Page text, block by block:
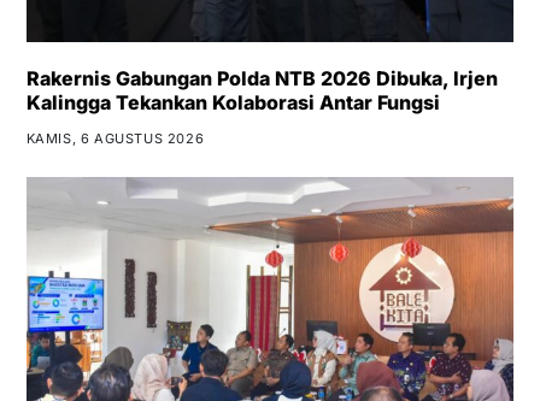
Rakernis Gabungan Polda NTB 2026 Dibuka, Irjen
Kalingga Tekankan Kolaborasi Antar Fungsi
KAMIS, 6 AGUSTUS 2026